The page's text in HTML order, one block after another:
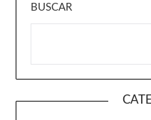
BUSCAR